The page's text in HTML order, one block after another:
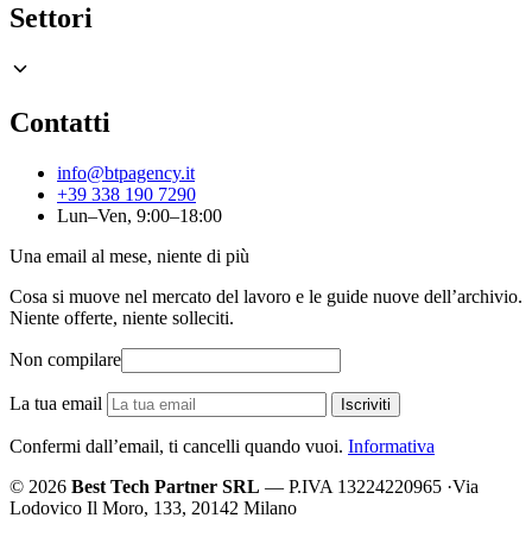
Settori
Contatti
info@btpagency.it
+39 338 190 7290
Lun–Ven, 9:00–18:00
Una email al mese, niente di più
Cosa si muove nel mercato del lavoro e le guide nuove dell’archivio.
Niente offerte, niente solleciti.
Non compilare
La tua email Iscriviti
Confermi dall’email, ti cancelli quando vuoi. Informativa
© 2026 Best Tech Partner SRL — P.IVA 13224220965 ·Via
Lodovico Il Moro, 133, 20142 Milano